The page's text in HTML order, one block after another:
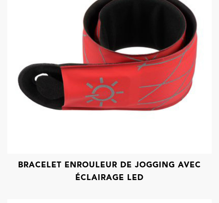
BRACELET ENROULEUR DE JOGGING AVEC
ÉCLAIRAGE LED